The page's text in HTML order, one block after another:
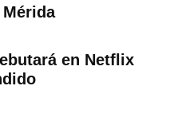
en Netflix